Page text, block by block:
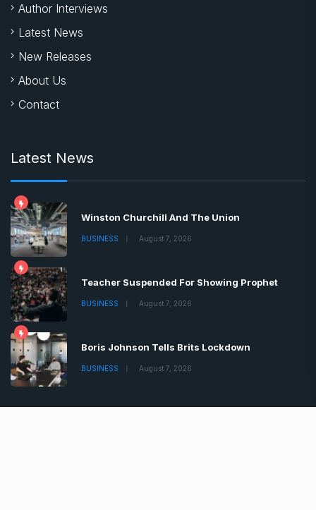
Author Interviews
Latest News
New Releases
About Us
Contact
Latest News
Winston Churchill And The Union
BUSINESS August 7, 2026
Teacher Suspended For Showing Prophet
BUSINESS August 7, 2026
Boris Johnson Tells Brits Lockdown
BUSINESS August 7, 2026